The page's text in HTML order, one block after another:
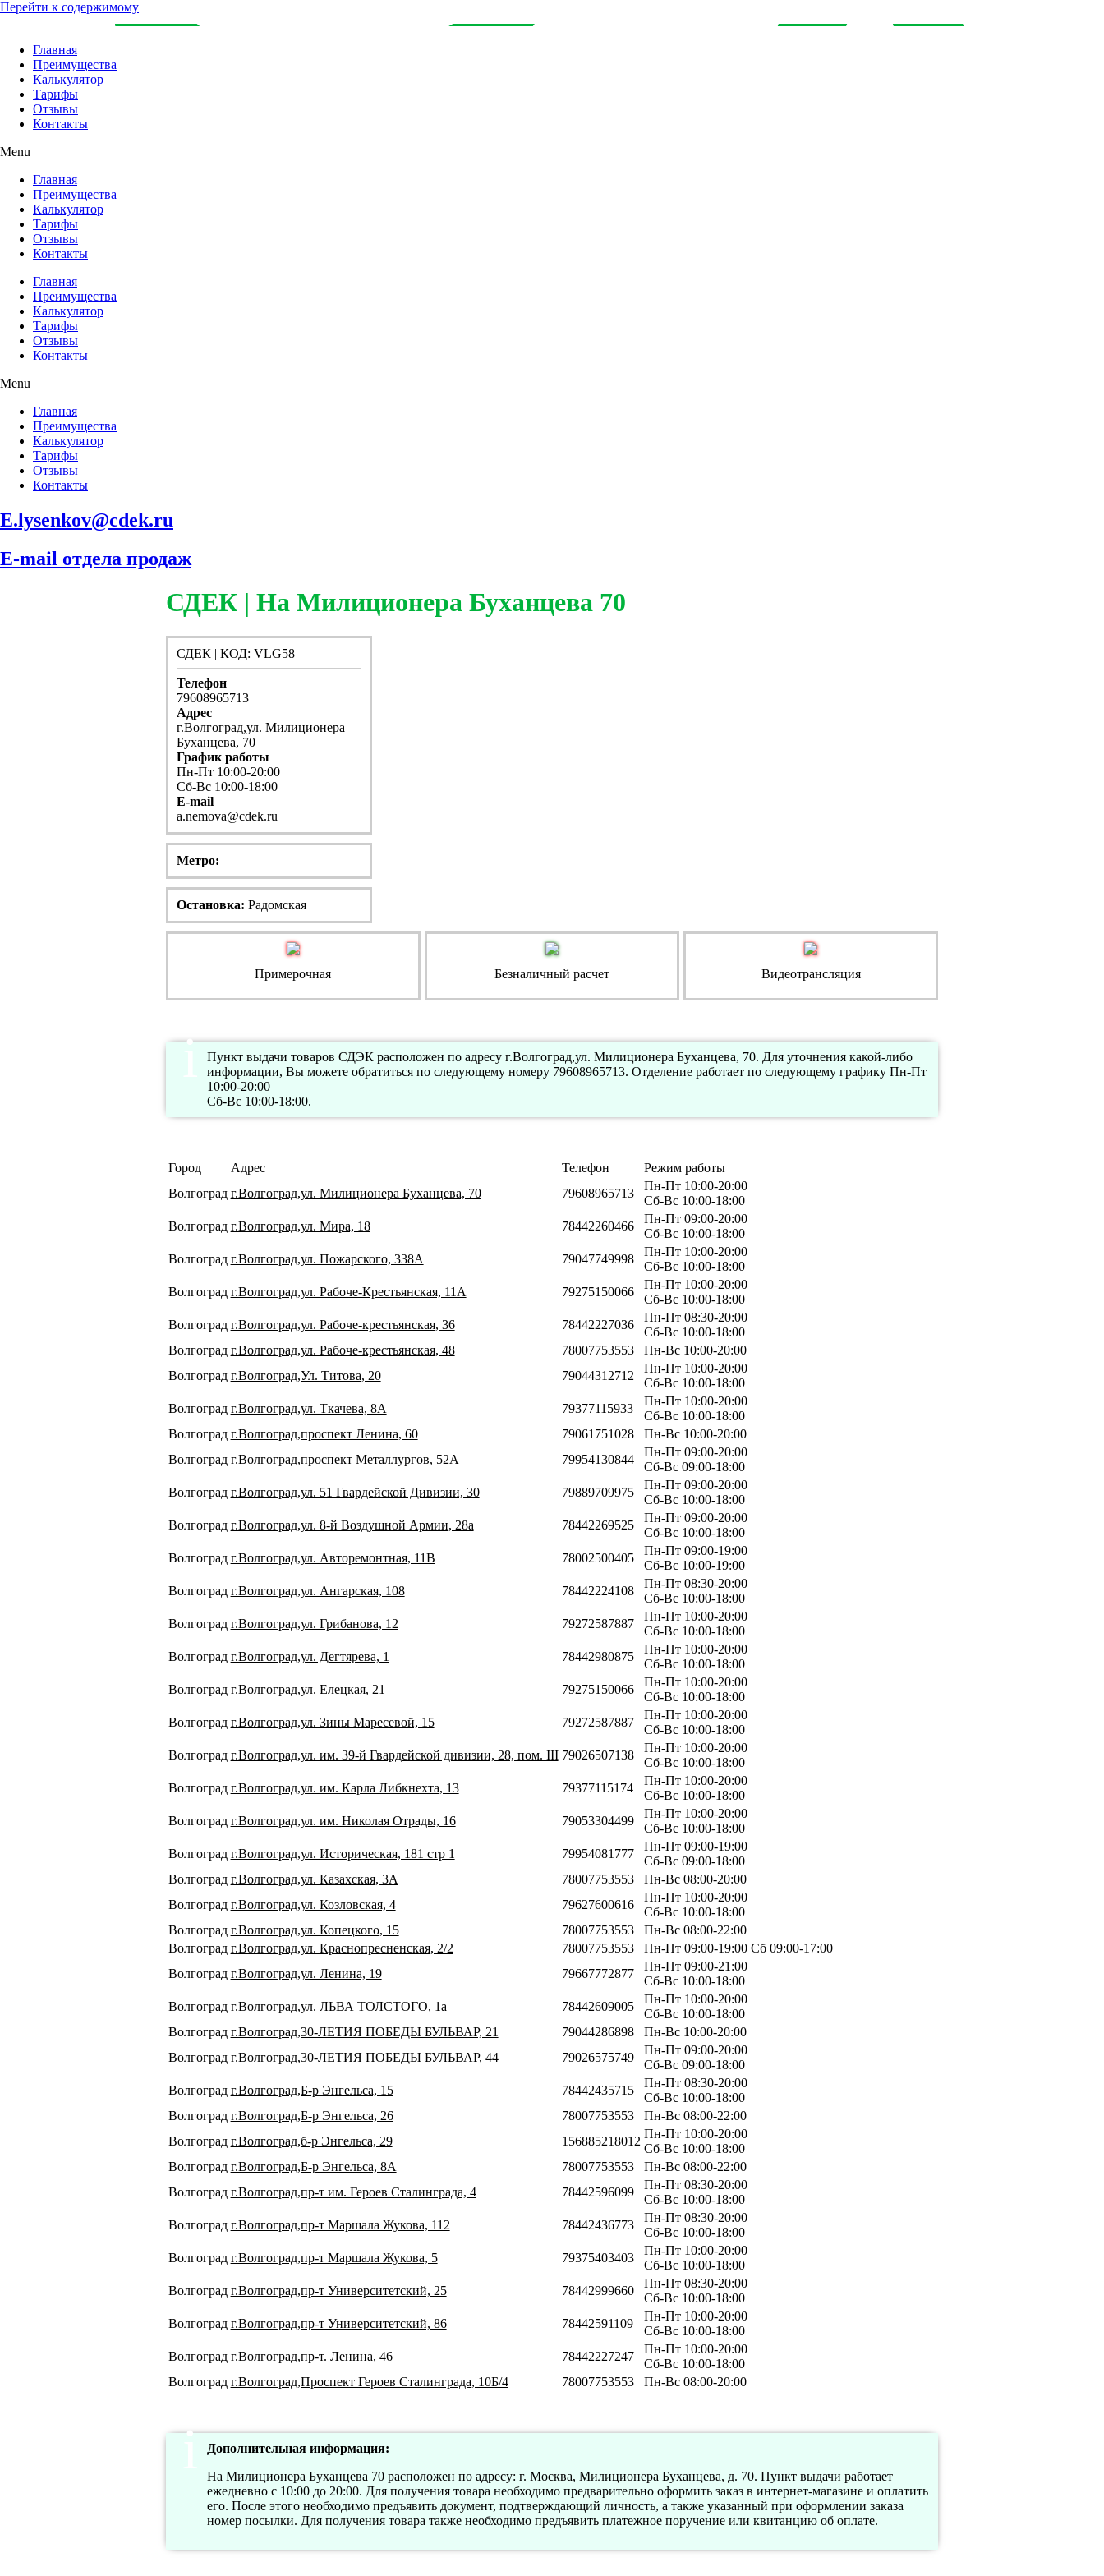
Перейти к содержимому
Главная
Преимущества
Калькулятор
Тарифы
Отзывы
Контакты
Menu
Главная
Преимущества
Калькулятор
Тарифы
Отзывы
Контакты
Главная
Преимущества
Калькулятор
Тарифы
Отзывы
Контакты
Menu
Главная
Преимущества
Калькулятор
Тарифы
Отзывы
Контакты
E.lysenkov@cdek.ru
E-mail отдела продаж
СДЕК | На Милиционера Буханцева 70
СДЕК | КОД: VLG58
Телефон
79608965713
Адрес
г.Волгоград,ул. Милиционера
Буханцева, 70
График работы
Пн-Пт 10:00-20:00
Сб-Вс 10:00-18:00
E-mail
a.nemova@cdek.ru
Метро:
Остановка: Радомская
Примерочная Безналичный расчет Видеотрансляция
Пункт выдачи товаров СДЭК расположен по адресу г.Волгоград,ул. Милиционера Буханцева, 70. Для уточнения какой-либо
информации, Вы можете обратиться по следующему номеру 79608965713. Отделение работает по следующему графику Пн-Пт
10:00-20:00
Сб-Вс 10:00-18:00.
Город Адрес Телефон
Режим работы
Волгоград г.Волгоград,ул. Милиционера Буханцева, 70 79608965713
Пн-Пт 10:00-20:00
Сб-Вс 10:00-18:00
Волгоград г.Волгоград,ул. Мира, 18 78442260466
Пн-Пт 09:00-20:00
Сб-Вс 10:00-18:00
Волгоград г.Волгоград,ул. Пожарского, 338А 79047749998
Пн-Пт 10:00-20:00
Сб-Вс 10:00-18:00
Волгоград г.Волгоград,ул. Рабоче-Крестьянская, 11А 79275150066
Пн-Пт 10:00-20:00
Сб-Вс 10:00-18:00
Волгоград г.Волгоград,ул. Рабоче-крестьянская, 36 78442227036
Пн-Пт 08:30-20:00
Сб-Вс 10:00-18:00
Волгоград г.Волгоград,ул. Рабоче-крестьянская, 48 78007753553
Пн-Вс 10:00-20:00
Волгоград г.Волгоград,Ул. Титова, 20 79044312712
Пн-Пт 10:00-20:00
Сб-Вс 10:00-18:00
Волгоград г.Волгоград,ул. Ткачева, 8А 79377115933
Пн-Пт 10:00-20:00
Сб-Вс 10:00-18:00
Волгоград г.Волгоград,проспект Ленина, 60 79061751028
Пн-Вс 10:00-20:00
Волгоград г.Волгоград,проспект Металлургов, 52А 79954130844
Пн-Пт 09:00-20:00
Сб-Вс 09:00-18:00
Волгоград г.Волгоград,ул. 51 Гвардейской Дивизии, 30 79889709975
Пн-Пт 09:00-20:00
Сб-Вс 10:00-18:00
Волгоград г.Волгоград,ул. 8-й Воздушной Армии, 28а 78442269525
Пн-Пт 09:00-20:00
Сб-Вс 10:00-18:00
Волгоград г.Волгоград,ул. Авторемонтная, 11В 78002500405
Пн-Пт 09:00-19:00
Сб-Вс 10:00-19:00
Волгоград г.Волгоград,ул. Ангарская, 108 78442224108
Пн-Пт 08:30-20:00
Сб-Вс 10:00-18:00
Волгоград г.Волгоград,ул. Грибанова, 12 79272587887
Пн-Пт 10:00-20:00
Сб-Вс 10:00-18:00
Волгоград г.Волгоград,ул. Дегтярева, 1 78442980875
Пн-Пт 10:00-20:00
Сб-Вс 10:00-18:00
Волгоград г.Волгоград,ул. Елецкая, 21 79275150066
Пн-Пт 10:00-20:00
Сб-Вс 10:00-18:00
Волгоград г.Волгоград,ул. Зины Маресевой, 15 79272587887
Пн-Пт 10:00-20:00
Сб-Вс 10:00-18:00
Волгоград г.Волгоград,ул. им. 39-й Гвардейской дивизии, 28, пом. III 79026507138
Пн-Пт 10:00-20:00
Сб-Вс 10:00-18:00
Волгоград г.Волгоград,ул. им. Карла Либкнехта, 13 79377115174
Пн-Пт 10:00-20:00
Сб-Вс 10:00-18:00
Волгоград г.Волгоград,ул. им. Николая Отрады, 16 79053304499
Пн-Пт 10:00-20:00
Сб-Вс 10:00-18:00
Волгоград г.Волгоград,ул. Историческая, 181 стр 1 79954081777
Пн-Пт 09:00-19:00
Сб-Вс 09:00-18:00
Волгоград г.Волгоград,ул. Казахская, 3А 78007753553
Пн-Вс 08:00-20:00
Волгоград г.Волгоград,ул. Козловская, 4 79627600616
Пн-Пт 10:00-20:00
Сб-Вс 10:00-18:00
Волгоград г.Волгоград,ул. Копецкого, 15 78007753553
Пн-Вс 08:00-22:00
Волгоград г.Волгоград,ул. Краснопресненская, 2/2 78007753553
Пн-Пт 09:00-19:00 Сб 09:00-17:00
Волгоград г.Волгоград,ул. Ленина, 19 79667772877
Пн-Пт 09:00-21:00
Сб-Вс 10:00-18:00
Волгоград г.Волгоград,ул. ЛЬВА ТОЛСТОГО, 1а 78442609005
Пн-Пт 10:00-20:00
Сб-Вс 10:00-18:00
Волгоград г.Волгоград,30-ЛЕТИЯ ПОБЕДЫ БУЛЬВАР, 21 79044286898
Пн-Вс 10:00-20:00
Волгоград г.Волгоград,30-ЛЕТИЯ ПОБЕДЫ БУЛЬВАР, 44 79026575749
Пн-Пт 09:00-20:00
Сб-Вс 09:00-18:00
Волгоград г.Волгоград,Б-р Энгельса, 15 78442435715
Пн-Пт 08:30-20:00
Сб-Вс 10:00-18:00
Волгоград г.Волгоград,Б-р Энгельса, 26 78007753553
Пн-Вс 08:00-22:00
Волгоград г.Волгоград,б-р Энгельса, 29 156885218012
Пн-Пт 10:00-20:00
Сб-Вс 10:00-18:00
Волгоград г.Волгоград,Б-р Энгельса, 8А 78007753553
Пн-Вс 08:00-22:00
Волгоград г.Волгоград,пр-т им. Героев Сталинграда, 4 78442596099
Пн-Пт 08:30-20:00
Сб-Вс 10:00-18:00
Волгоград г.Волгоград,пр-т Маршала Жукова, 112 78442436773
Пн-Пт 08:30-20:00
Сб-Вс 10:00-18:00
Волгоград г.Волгоград,пр-т Маршала Жукова, 5 79375403403
Пн-Пт 10:00-20:00
Сб-Вс 10:00-18:00
Волгоград г.Волгоград,пр-т Университетский, 25 78442999660
Пн-Пт 08:30-20:00
Сб-Вс 10:00-18:00
Волгоград г.Волгоград,пр-т Университетский, 86 78442591109
Пн-Пт 10:00-20:00
Сб-Вс 10:00-18:00
Волгоград г.Волгоград,пр-т. Ленина, 46 78442227247
Пн-Пт 10:00-20:00
Сб-Вс 10:00-18:00
Волгоград г.Волгоград,Проспект Героев Сталинграда, 10Б/4 78007753553 Пн-Вс 08:00-20:00
Дополнительная информация:
На Милиционера Буханцева 70 расположен по адресу: г. Москва, Милиционера Буханцева, д. 70. Пункт выдачи работает
ежедневно с 10:00 до 20:00. Для получения товара необходимо предварительно оформить заказ в интернет-магазине и оплатить
его. После этого необходимо предъявить документ, подтверждающий личность, а также указанный при оформлении заказа
номер посылки. Для получения товара также необходимо предъявить платежное поручение или квитанцию об оплате.